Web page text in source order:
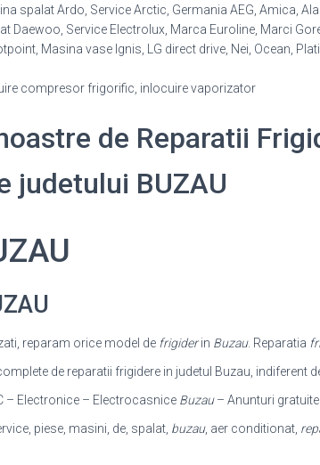
spalat Ardo, Service Arctic, Germania AEG, Amica,
Daewoo, Service Electrolux, Marca Euroline, Marci
Masina vase Ignis, LG direct drive, Nei, Ocean,
compresor frigorific, inlocuire vaporizator
de Reparatii
judetului BUZAU
reparam orice model de frigiderin Buzau. Reparatia
de reparatii frigidere in judetul Buzau, indiferent
– Electronice – Electrocasnice Buzau– Anunturi
piese, masini, de, spalat, buzau, aer conditionat,